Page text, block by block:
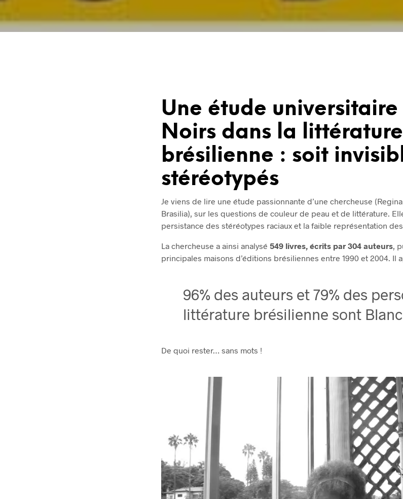
Une étude universitaire
Noirs dans la littérature
brésilienne : soit
stéréotypés
Je viens de lire une étude passionnante d’une chercheuse
Brasilia), sur les questions de couleur de peau et de littérature.
persistance des stéréotypes raciaux et la faible représentation
La chercheuse a ainsi analysé 549 livres, écrits par 304 auteurs,
principales maisons d’éditions brésiliennes entre 1990 et 2004. Il
96% des auteurs et 79% des
littérature brésilienne sont
De quoi rester… sans mots !